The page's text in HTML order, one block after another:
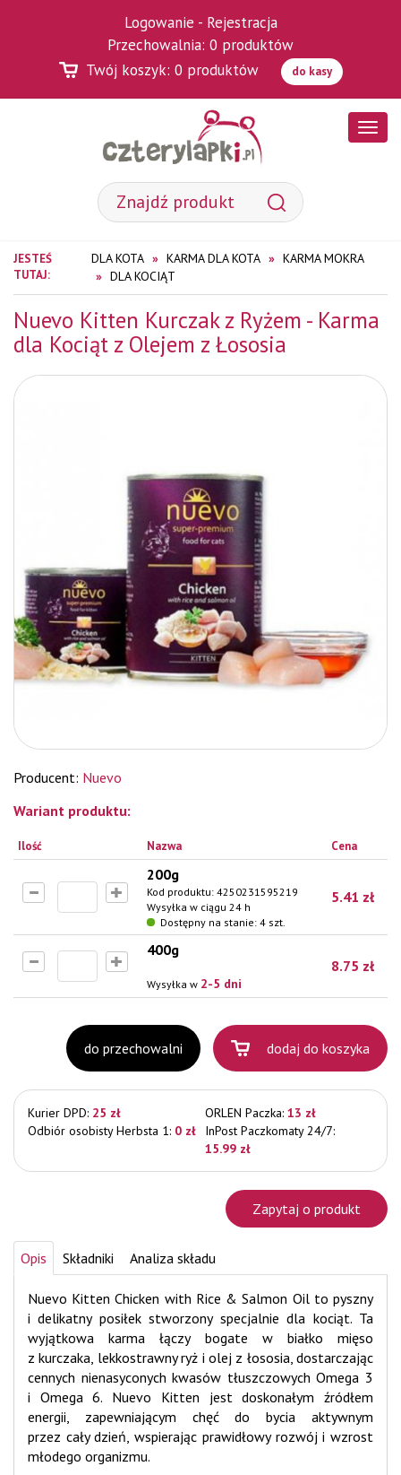
Logowanie - Rejestracja
Przechowalnia: 0 produktów
Twój koszyk: 0 produktów do kasy
JESTEŚ
TUTAJ:
DLA KOTA KARMA DLA KOTA
KARMA MOKRA
DLA KOCIĄT
Nuevo Kitten Kurczak z Ryżem - Karma
dla Kociąt z Olejem z Łososia
Producent: Nuevo
Wariant produktu:
Ilość Nazwa Cena
200g
Kod produktu: 4250231595219
Wysyłka w ciągu 24 h
Dostępny na stanie: 4 szt.
5.41 zł
400g
Wysyłka w 2-5 dni
8.75 zł
do przechowalni dodaj do koszyka
Kurier DPD: 25 zł ORLEN Paczka: 13 zł
Odbiór osobisty Herbsta 1: 0 zł
InPost Paczkomaty 24/7:
15.99 zł
Zapytaj o produkt
Opis Składniki Analiza składu
Nuevo Kitten Chicken with Rice & Salmon Oil to pyszny
i delikatny posiłek stworzony specjalnie dla kociąt. Ta
wyjątkowa karma łączy bogate w białko mięso
z kurczaka, lekkostrawny ryż i olej z łososia, dostarczając
cennych nienasyconych kwasów tłuszczowych Omega 3
i Omega 6. Nuevo Kitten jest doskonałym źródłem
energii, zapewniającym chęć do bycia aktywnym
przez cały dzień, wspierając prawidłowy rozwój i wzrost
młodego organizmu.